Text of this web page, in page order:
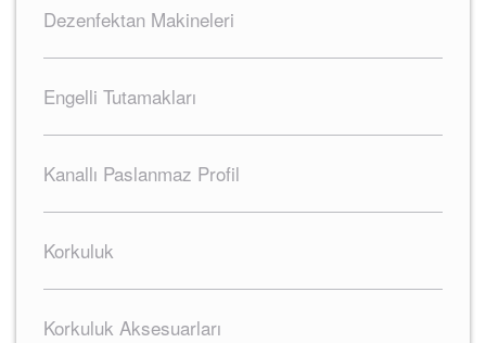
Dezenfektan Makineleri
Engelli Tutamakları
Kanallı Paslanmaz Profil
Korkuluk
Korkuluk Aksesuarları